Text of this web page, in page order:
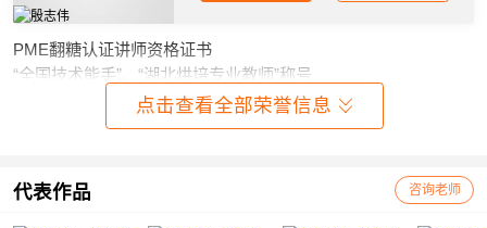
PME翻糖认证讲师资格证书
“全国技术能手”、“湖北烘培专业教师”称号
点击查看全部荣誉信息
代表作品 咨询老师